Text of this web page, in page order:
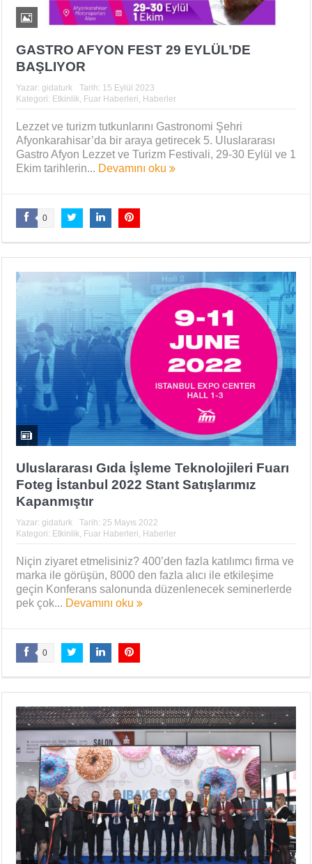
GASTRO AFYON FEST 29 EYLÜL’DE
BAŞLIYOR
Yazar: gidaturk Tarih: 15 Eylül 2023
Kategori: Etkinlik, Fuar Haberleri, Haberler
Lezzet ve turizm tutkunlarını Gastronomi Şehri
Afyonkarahisar’da bir araya getirecek 5. Uluslararası
Gastro Afyon Lezzet ve Turizm Festivali, 29-30 Eylül ve 1
Ekim tarihlerin... Devamını oku
0
Uluslararası Gıda İşleme Teknolojileri Fuarı
Foteg İstanbul 2022 Stant Satışlarımız
Kapanmıştır
Yazar: gidaturk Tarih: 25 Mayıs 2022
Kategori: Etkinlik, Fuar Haberleri, Haberler
Niçin ziyaret etmelisiniz? 400’den fazla katılımcı firma ve
marka ile görüşün, 8000 den fazla alıcı ile etkileşime
geçin Konferans salonunda düzenlenecek seminerlerde
pek çok... Devamını oku
0